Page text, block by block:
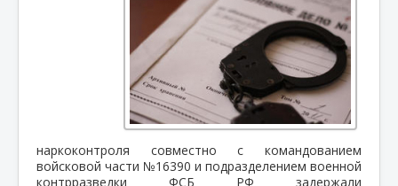
наркоконтроля совместно с командованием
войсковой части №16390 и подразделением военной
контрразведки ФСБ РФ задержали